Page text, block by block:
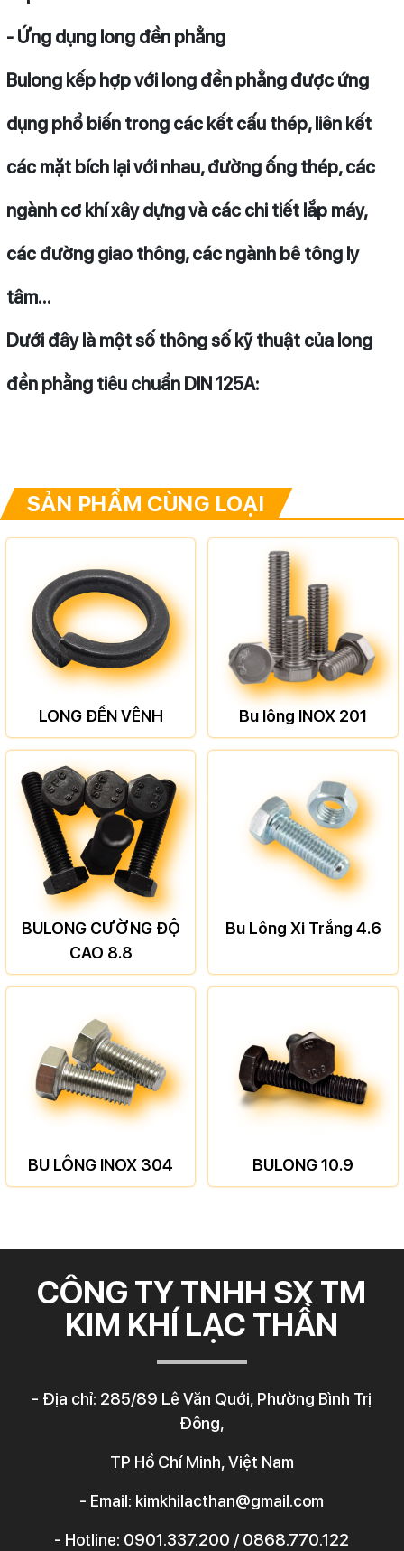
- Ứng dụng long đền phẳng
Bulong kếp hợp với long đền phẳng được ứng
dụng phổ biến trong các kết cấu thép, liên kết
các mặt bích lại với nhau, đường ống thép, các
ngành cơ khí xây dựng và các chi tiết lắp máy,
các đường giao thông, các ngành bê tông ly
tâm…
Dưới đây là một số thông số kỹ thuật của long
đền phằng tiêu chuẩn DIN 125A:
SẢN PHẨM CÙNG LOẠI
LONG ĐỀN VÊNH Bu lông INOX 201
BULONG CƯỜNG ĐỘ
CAO 8.8
Bu Lông Xi Trắng 4.6
BU LÔNG INOX 304 BULONG 10.9
CÔNG TY TNHH SX TM
KIM KHÍ LẠC THẦN
- Địa chỉ: 285/89 Lê Văn Quới, Phường Bình Trị
Đông,
TP Hồ Chí Minh, Việt Nam
- Email: kimkhilacthan@gmail.com
- Hotline: 0901.337.200 / 0868.770.122